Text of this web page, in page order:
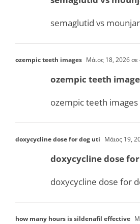
semaglutid vs
ozempic teeth images Μάιος 18, 2026 σε
ozempic teeth
ozempic teeth images
doxycycline dose for dog uti Μάιος 19,
doxycycline dose
doxycycline dose for
how many hours is sildenafil effective